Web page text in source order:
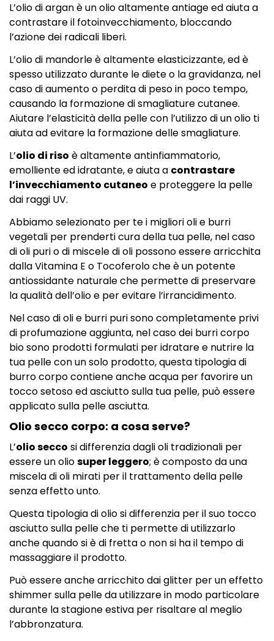
L’olio di argan è un olio altamente antiage ed aiuta a
contrastare il fotoinvecchiamento, bloccando
l’azione dei radicali liberi.
L’olio di mandorle è altamente elasticizzante, ed è
spesso utilizzato durante le diete o la gravidanza, nel
caso di aumento o perdita di peso in poco tempo,
causando la formazione di smagliature cutanee.
Aiutare l’elasticità della pelle con l’utilizzo di un olio ti
aiuta ad evitare la formazione delle smagliature.
L’olio di riso è altamente antinfiammatorio,
emolliente ed idratante, e aiuta a contrastare
l’invecchiamento cutaneo e proteggere la pelle
dai raggi UV.
Abbiamo selezionato per te i migliori oli e burri
vegetali per prenderti cura della tua pelle, nel caso
di oli puri o di miscele di oli possono essere arricchita
dalla Vitamina E o Tocoferolo che è un potente
antiossidante naturale che permette di preservare
la qualità dell’olio e per evitare l’irrancidimento.
Nel caso di oli e burri puri sono completamente privi
di profumazione aggiunta, nel caso dei burri corpo
bio sono prodotti formulati per idratare e nutrire la
tua pelle con un solo prodotto, questa tipologia di
burro corpo contiene anche acqua per favorire un
tocco setoso ed asciutto sulla tua pelle, può essere
applicato sulla pelle asciutta.
Olio secco corpo: a cosa serve?
L’olio secco si differenzia dagli oli tradizionali per
essere un oliosuper leggero; è composto da una
miscela di oli mirati per il trattamento della pelle
senza effetto unto.
Questa tipologia di olio si differenzia per il suo tocco
asciutto sulla pelle che ti permette di utilizzarlo
anche quando si è di fretta o non si ha il tempo di
massaggiare il prodotto.
Può essere anche arricchito dai glitter per un effetto
shimmer sulla pelle da utilizzare in modo particolare
durante la stagione estiva per risaltare al meglio
l’abbronzatura.